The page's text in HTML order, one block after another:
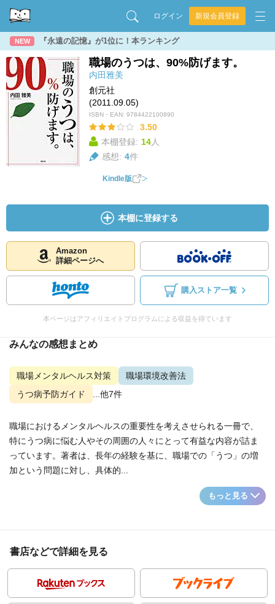
ログイン 新規会員登録
NEW 『永遠の記憶』が1位に！本ランキング
職場のうつは、90%防げます。
内田雅美
創元社
(2011.09.05)
ISBN・EAN: 9784422100890
3.50
本棚登録: 14人
感想: 4件
Kindle版
本棚に登録する
Amazon
詳細ページへ
購入ストア一覧
本ページはアフィリエイトプログラムによる収益を得ています
みんなの感想まとめ
職場メンタルヘルス対策
職場環境改善法
うつ病予防ガイド
...他7件
職場におけるメンタルヘルスの重要性を考えさせられる一冊で、
特にうつ病に悩む人やその周囲の人々にとって有益な内容が詰ま
っています。著者は、長年の経験を基に、職場での「うつ」の増
加という問題に対し、具体的...
もっと見る
書店などで詳細を見る